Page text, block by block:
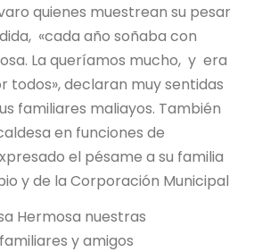
quienes muestrean su pesar
«cada año soñaba con
La queríamos mucho, y era
todos», declaran muy sentidas
familiares maliayos. También
en funciones de
el pésame a su familia
y de la Corporación Municipal
Hermosa nuestras
y amigos